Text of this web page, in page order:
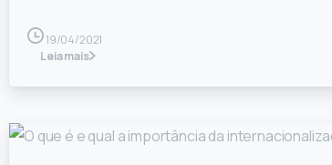
19/04/2021
Leia mais